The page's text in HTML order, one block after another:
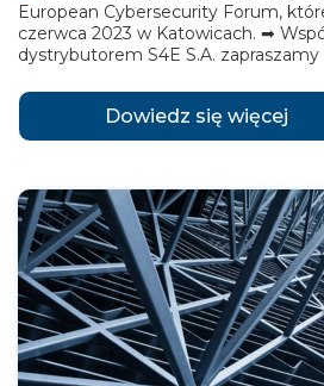
European Cybersecurity Forum,
czerwca 2023 w Katowicach. ➡
dystrybutorem S4E S.A. zapraszamy
Dowiedz się więcej